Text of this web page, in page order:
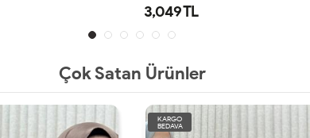
3,049 TL
Çok Satan Ürünler
KARGO
BEDAVA